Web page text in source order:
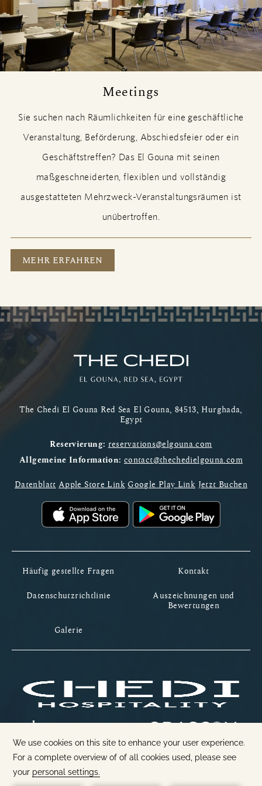
Meetings
Sie suchen nach Räumlichkeiten für eine geschäftliche
Veranstaltung, Beförderung, Abschiedsfeier oder ein
Geschäftstreffen? Das El Gouna mit seinen
maßgeschneiderten, flexiblen und vollständig
ausgestatteten Mehrzweck-Veranstaltungsräumen ist
unübertroffen.
MEETINGS
MEHR ERFAHREN
The Chedi El Gouna Red Sea El Gouna, 84513, Hurghada,
Egypt
Reservierung: reservations@elgouna.com
Allgemeine Information: contact@thechedielgouna.com
Datenblatt Apple Store Link Google Play Link Jetzt Buchen
Häufig gestellte Fragen
Kontakt
Datenschutzrichtlinie
Auszeichnungen und
Bewertungen
Galerie
1